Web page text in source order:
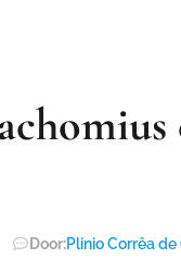
Door:Plinio Corrêa